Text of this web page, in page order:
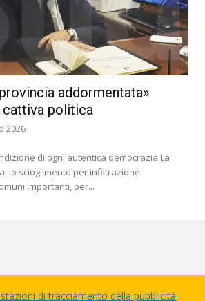
addormentata»
politica
2026
di ogni autentica democrazia La
lo scioglimento per infiltrazione
importanti, per...
di tracciamento della pubblicità